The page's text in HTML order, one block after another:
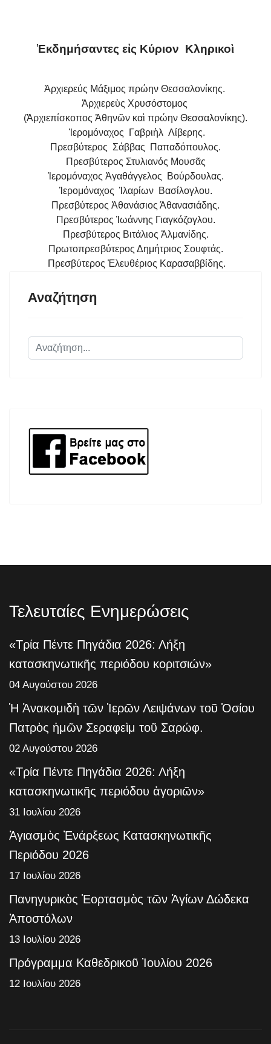
Ἐκδημήσαντες εἰς Κύριον Κληρικοὶ
Ἀρχιερεύς Μάξιμος πρώην Θεσσαλονίκης.
Ἀρχιερεὺς Χρυσόστομος
(Ἀρχιεπίσκοπος Ἀθηνῶν καὶ πρώην Θεσσαλονίκης).
Ἱερομόναχος Γαβριὴλ Λίβερης.
Πρεσβύτερος Σάββας Παπαδόπουλος.
Πρεσβύτερος Στυλιανός Μουσᾶς
Ἱερομόναχος Ἀγαθάγγελος Βούρδουλας.
Ἱερομόναχος Ἱλαρίων Βασίλογλου.
Πρεσβύτερος Ἀθανάσιος Άθανασιάδης.
Πρεσβύτερος Ἰωάννης Γιαγκόζογλου.
Πρεσβύτερος Βιτάλιος Ἀλμανίδης.
Πρωτοπρεσβύτερος Δημήτριος Σουφτάς.
Πρεσβύτερος Ἐλευθέριος Καρασαββίδης.
Αναζήτηση
Αναζήτηση...
Τελευταίες Ενημερώσεις
«Τρία Πέντε Πηγάδια 2026: Λήξη
κατασκηνωτικῆς περιόδου κοριτσιών»
04 Αυγούστου 2026
Ἡ Ἀνακομιδὴ τῶν Ἱερῶν Λειψάνων τοῦ Ὁσίου
Πατρὸς ἡμῶν Σεραφεὶμ τοῦ Σαρώφ.
02 Αυγούστου 2026
«Τρία Πέντε Πηγάδια 2026: Λήξη
κατασκηνωτικῆς περιόδου ἀγοριῶν»
31 Ιουλίου 2026
Ἁγιασμὸς Ἐνάρξεως Κατασκηνωτικῆς
Περιόδου 2026
17 Ιουλίου 2026
Πανηγυρικὸς Ἑορτασμὸς τῶν Ἁγίων Δώδεκα
Ἀποστόλων
13 Ιουλίου 2026
Πρόγραμμα Καθεδρικοῦ Ἰουλίου 2026
12 Ιουλίου 2026